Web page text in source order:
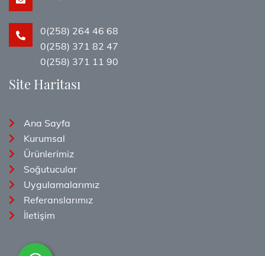
0(258) 264 46 68
0(258) 371 82 47
0(258) 371 11 90
Site Haritası
Ana Sayfa
Kurumsal
Ürünlerimiz
Soğutucular
Uygulamalarımız
Referanslarımız
İletişim